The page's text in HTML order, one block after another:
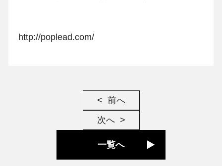
http://poplead.com/
前へ
次へ
一覧へ